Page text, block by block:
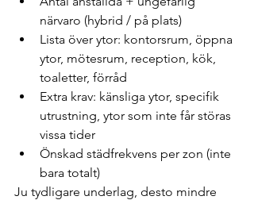
närvaro (hybrid / på plats)
Lista över ytor: kontorsrum, öppna
ytor, mötesrum, reception, kök,
toaletter, förråd
Extra krav: känsliga ytor, specifik
utrustning, ytor som inte får störas
vissa tider
Önskad städfrekvens per zon (inte
bara totalt)
Ju tydligare underlag, desto mindre